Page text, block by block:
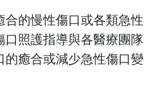
的慢性傷口或各類急性
照護指導與各醫療團隊
癒合或減少急性傷口變